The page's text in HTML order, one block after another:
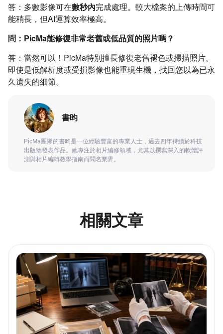
答：多數影像可在數秒內完成處理。較大檔案的上傳時間可
能稍長，但AI運算效率極高。
問：PicMa能修復非常老舊或低品質的照片嗎？
答：當然可以！PicMa特別擅長修復老舊褪色或掃描照片。
即使是低解析度或受損影像也能重現生機，找回您以為已永
久遺失的細節。
書昀
PicMa團隊的書昀是一位經驗豐富的專業人士，過去四年持續於科技
出版物發表作品。她專注於相片編修領域，尤其以撰寫深入的軟體評
測與相片編輯教學指南而聞名業界。
相關文章